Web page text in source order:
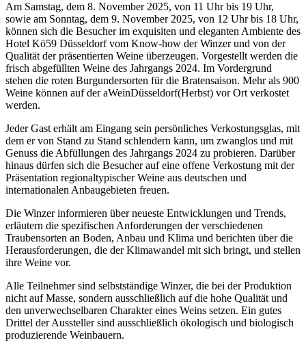
Am Samstag, dem 8. November 2025, von 11 Uhr bis 19 Uhr,
sowie am Sonntag, dem 9. November 2025, von 12 Uhr bis 18 Uhr,
können sich die Besucher im exquisiten und eleganten Ambiente des
Hotel Kö59 Düsseldorf vom Know-how der Winzer und von der
Qualität der präsentierten Weine überzeugen. Vorgestellt werden die
frisch abgefüllten Weine des Jahrgangs 2024. Im Vordergrund
stehen die roten Burgundersorten für die Bratensaison. Mehr als 900
Weine können auf der aWeinDüsseldorf(Herbst) vor Ort verkostet
werden.
Jeder Gast erhält am Eingang sein persönliches Verkostungsglas, mit
dem er von Stand zu Stand schlendern kann, um zwanglos und mit
Genuss die Abfüllungen des Jahrgangs 2024 zu probieren. Darüber
hinaus dürfen sich die Besucher auf eine offene Verkostung mit der
Präsentation regionaltypischer Weine aus deutschen und
internationalen Anbaugebieten freuen.
Die Winzer informieren über neueste Entwicklungen und Trends,
erläutern die spezifischen Anforderungen der verschiedenen
Traubensorten an Boden, Anbau und Klima und berichten über die
Herausforderungen, die der Klimawandel mit sich bringt, und stellen
ihre Weine vor.
Alle Teilnehmer sind selbstständige Winzer, die bei der Produktion
nicht auf Masse, sondern ausschließlich auf die hohe Qualität und
den unverwechselbaren Charakter eines Weins setzen. Ein gutes
Drittel der Aussteller sind ausschließlich ökologisch und biologisch
produzierende Weinbauern.